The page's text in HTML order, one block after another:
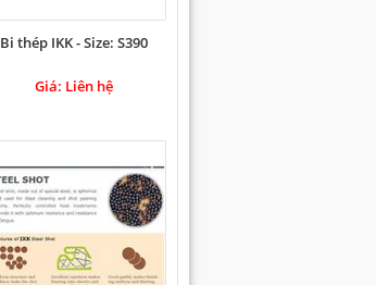
Bi thép IKK - Size: S390
Giá: Liên hệ